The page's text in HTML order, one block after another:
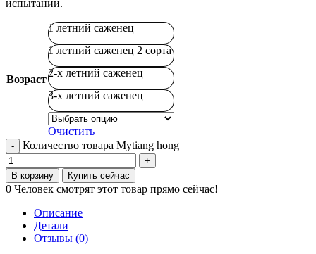
испытании.
Возраст
1 летний саженец
1 летний саженец 2 сорта
2-х летний саженец
3-х летний саженец
Очистить
Количество товара Mytiang hong
В корзину Купить сейчас
0 Человек смотрят этот товар прямо сейчас!
Описание
Детали
Отзывы (0)